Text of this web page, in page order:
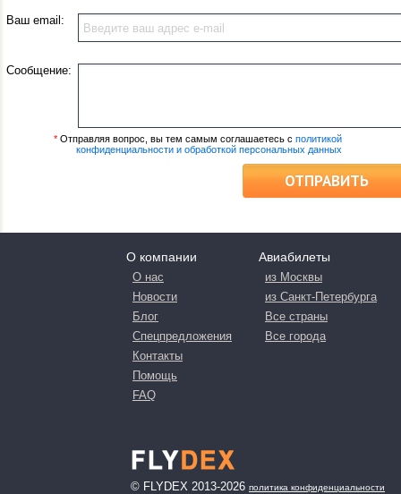
Ваш email:
Сообщение:
* Отправляя вопрос, вы тем самым соглашаетесь с политикой
конфиденциальности и обработкой персональных данных
ОТПРАВИТЬ
О компании
О нас
Новости
Блог
Спецпредложения
Контакты
Помощь
FAQ
Авиабилеты
из Москвы
из Санкт-Петербурга
Все страны
Все города
© FLYDEX 2013-2026 политика конфиденциальности